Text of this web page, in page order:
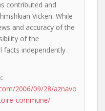
contributed and
Vicken. While
and accuracy of the
of the
facts independently
2006/09/28/aznavo
commune/